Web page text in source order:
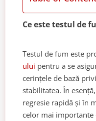
Ce este testul de
Testul de fum este
ului pentru a se
cerințele de bază
stabilitatea. În
regresie rapidă și în
celor mai importante